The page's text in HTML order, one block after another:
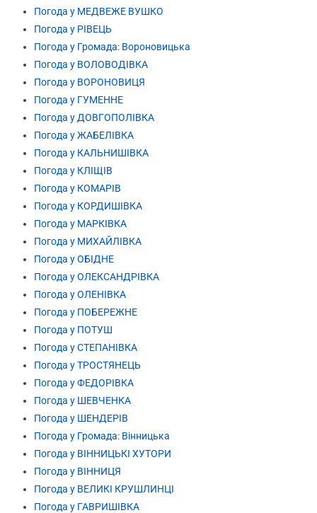
Погода у МЕДВЕЖЕ ВУШКО
Погода у РІВЕЦЬ
Погода у Громада: Вороновицька
Погода у ВОЛОВОДІВКА
Погода у ВОРОНОВИЦЯ
Погода у ГУМЕННЕ
Погода у ДОВГОПОЛІВКА
Погода у ЖАБЕЛІВКА
Погода у КАЛЬНИШІВКА
Погода у КЛІЩІВ
Погода у КОМАРІВ
Погода у КОРДИШІВКА
Погода у МАРКІВКА
Погода у МИХАЙЛІВКА
Погода у ОБІДНЕ
Погода у ОЛЕКСАНДРІВКА
Погода у ОЛЕНІВКА
Погода у ПОБЕРЕЖНЕ
Погода у ПОТУШ
Погода у СТЕПАНІВКА
Погода у ТРОСТЯНЕЦЬ
Погода у ФЕДОРІВКА
Погода у ШЕВЧЕНКА
Погода у ШЕНДЕРІВ
Погода у Громада: Вінницька
Погода у ВІННИЦЬКІ ХУТОРИ
Погода у ВІННИЦЯ
Погода у ВЕЛИКІ КРУШЛИНЦІ
Погода у ГАВРИШІВКА